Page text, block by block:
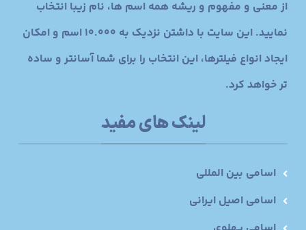
از معنی و مفهوم و ریشه همه اسم ها، نام زیبا انتخاب
نمایید. این سایت با داشتن نزدیک به 10.000 اسم و امکان
ایجاد انواع فیلترها، این انتخاب را برای شما آسانتر و ساده
تر خواهد کرد.
لینک های مفید
اسامی بین المللی
اسامی اصیل ایرانی